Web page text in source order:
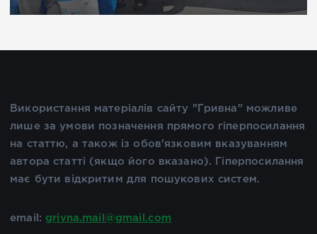
Використання матеріалів сайту "Гривна" можливе
лише за умови позначення прямого гіперпосилання
на статтю, а також із обов'язковим вказуванням
автора статті (якщо його вказано). Гіперпосилання
має бути відкритим для пошукових систем.
email: grivna.mail@gmail.com